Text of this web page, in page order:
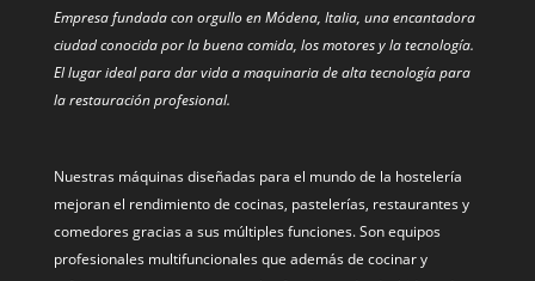
Empresa fundada con orgullo en Módena, Italia, una encantadora
ciudad conocida por la buena comida, los motores y la tecnología.
El lugar ideal para dar vida a maquinaria de alta tecnología para
la restauración profesional.
Nuestras máquinas diseñadas para el mundo de la hostelería
mejoran el rendimiento de cocinas, pastelerías, restaurantes y
comedores gracias a sus múltiples funciones. Son equipos
profesionales multifuncionales que además de cocinar y